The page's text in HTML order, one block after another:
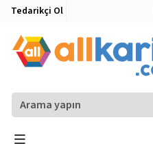
Tedarikçi Ol